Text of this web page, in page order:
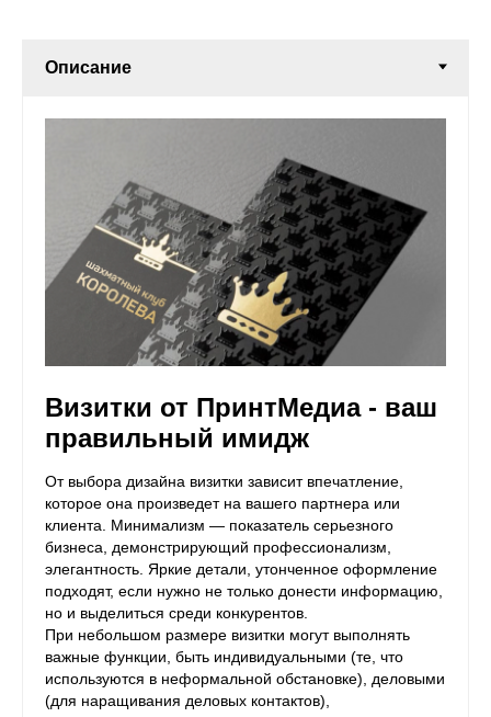
Визитки от ПринтМедиа - ваш
правильный имидж
От выбора дизайна визитки зависит впечатление,
которое она произведет на вашего партнера или
клиента. Минимализм — показатель серьезного
бизнеса, демонстрирующий профессионализм,
элегантность. Яркие детали, утонченное оформление
подходят, если нужно не только донести информацию,
но и выделиться среди конкурентов.
При небольшом размере визитки могут выполнять
важные функции, быть индивидуальными (те, что
используются в неформальной обстановке), деловыми
(для наращивания деловых контактов),